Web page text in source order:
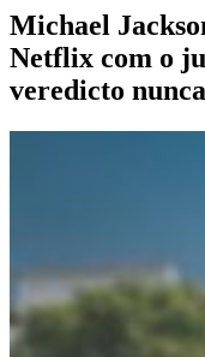
Michael
Netflix com o
veredicto